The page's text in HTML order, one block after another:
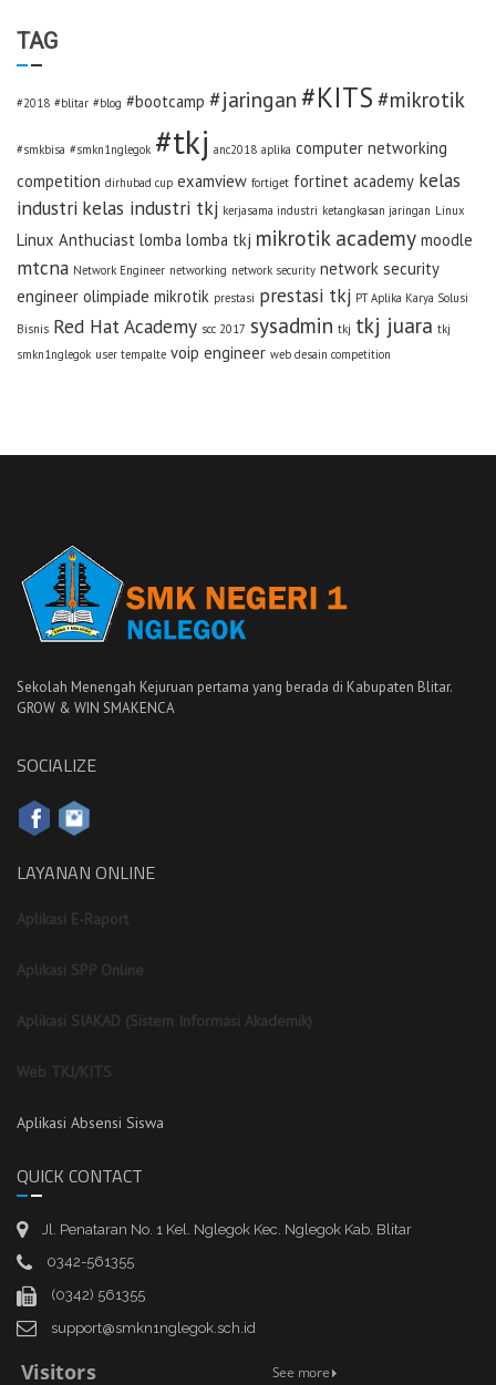
TAG
#2018 #blitar #blog #bootcamp #jaringan #KITS #mikrotik
#smkbisa #smkn1nglegok #tkj anc2018 aplika computer networking
competition dirhubad cup examview fortiget fortinet academy kelas
industri kelas industri tkj kerjasama industri ketangkasan jaringan Linux
Linux Anthuciast lomba lomba tkj mikrotik academy moodle
mtcna Network Engineer networking network security network security
engineer olimpiade mikrotik prestasi prestasi tkj PT Aplika Karya Solusi
Bisnis Red Hat Academy scc 2017 sysadmin tkj tkj juara tkj
smkn1nglegok user tempalte voip engineer web desain competition
Sekolah Menengah Kejuruan pertama yang berada di Kabupaten Blitar.
GROW & WIN SMAKENCA
SOCIALIZE
LAYANAN ONLINE
Aplikasi E-Raport
Aplikasi SPP Online
Aplikasi SIAKAD (Sistem Informasi Akademik)
Web TKJ/KITS
Aplikasi Absensi Siswa
QUICK CONTACT
Jl. Penataran No. 1 Kel. Nglegok Kec. Nglegok Kab. Blitar
0342-561355
(0342) 561355
support@smkn1nglegok.sch.id